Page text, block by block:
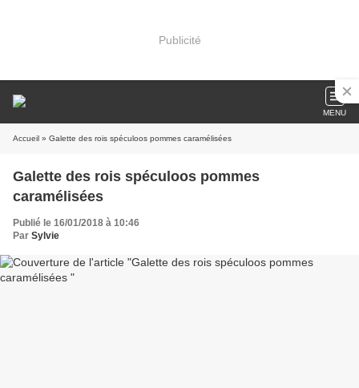
Publicité
MENU
Accueil » Galette des rois spéculoos pommes caramélisées
Galette des rois spéculoos pommes
caramélisées
Publié le 16/01/2018 à 10:46
Par Sylvie